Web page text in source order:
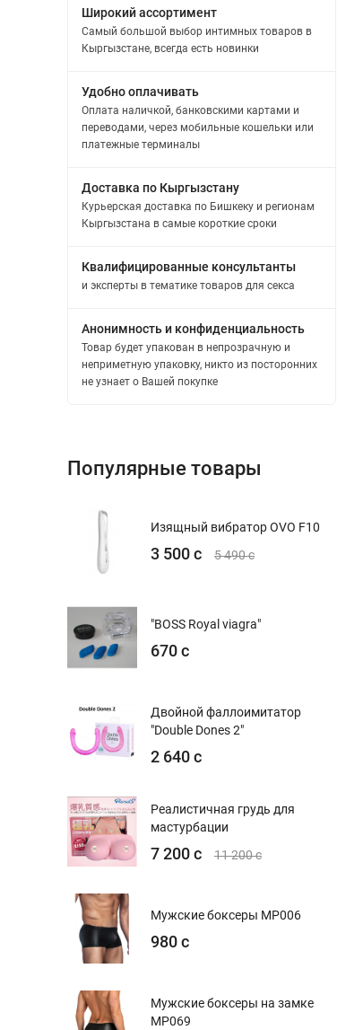
Широкий ассортимент
Самый большой выбор интимных товаров в
Кыргызстане, всегда есть новинки
Удобно оплачивать
Оплата наличкой, банковскими картами и
переводами, через мобильные кошельки или
платежные терминалы
Доставка по Кыргызстану
Курьерская доставка по Бишкеку и регионам
Кыргызстана в самые короткие сроки
Квалифицированные консультанты
и эксперты в тематике товаров для секса
Анонимность и конфиденциальность
Товар будет упакован в непрозрачную и
неприметную упаковку, никто из посторонних
не узнает о Вашей покупке
Популярные товары
Изящный вибратор OVO F10
3 500 с 5 490 с
"BOSS Royal viagra"
670 с
Двойной фаллоимитатор
"Double Dones 2"
2 640 с
Реалистичная грудь для
мастурбации
7 200 с 11 200 с
Мужские боксеры MP006
980 с
Мужские боксеры на замке
MP069